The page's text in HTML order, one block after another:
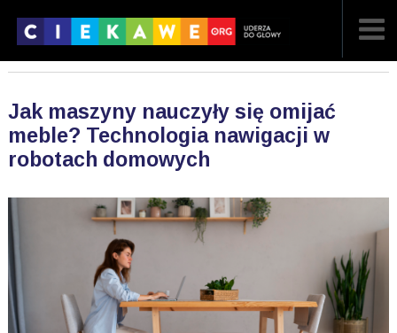
Jak maszyny nauczyły się omijać
meble? Technologia nawigacji w
robotach domowych
POPULARNE
LOSOWE
A ARTYKUŁY
FILMY
G GALERIA